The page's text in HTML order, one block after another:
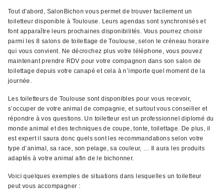
Tout d'abord, SalonBichon vous permet de trouver facilement un
toiletteur disponible à Toulouse. Leurs agendas sont synchronisés et
font apparaître leurs prochaines disponibilités. Vous pourrez choisir
parmi les 8 salons de toilettage de Toulouse, selon le créneau horaire
qui vous convient. Ne décrochez plus votre téléphone, vous pouvez
maintenant prendre RDV pour votre compagnon dans son salon de
toilettage depuis votre canapé et cela à n’importe quel moment de la
journée.
Les toiletteurs de Toulouse sont disponibles pour vous recevoir,
s’occuper de votre animal de compagnie, et surtout vous conseiller et
répondre à vos questions. Un toiletteur est un professionnel diplomé du
monde animal et des techniques de coupe, tonte, toilettage. De plus, il
est expert il saura donc quels sont les recommandations selon votre
type d’animal, sa race, son pelage, sa couleur, … Il aura les produits
adaptés à votre animal afin de le bichonner.
Voici quelques exemples de situations dans lesquelles un toiletteur
peut vous accompagner :